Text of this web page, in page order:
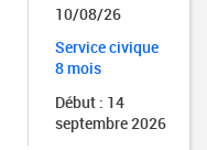
10/08/26
Service civique
8 mois
Début : 14
septembre 2026